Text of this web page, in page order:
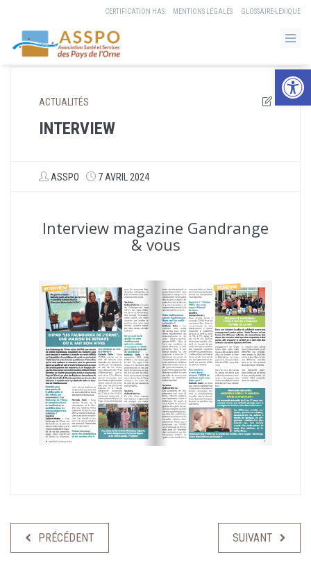
Ouvrir la
CERTIFICATION HAS MENTIONS LÉGALES GLOSSAIRE-LEXIQUE
ACTUALITÉS
INTERVIEW
ASSPO 7 AVRIL 2024
Interview magazine Gandrange
& vous
PRÉCÉDENT SUIVANT